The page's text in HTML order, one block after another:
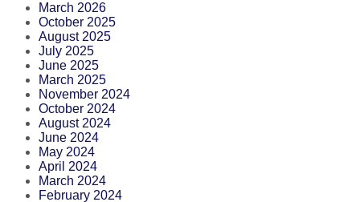
March 2026
October 2025
August 2025
July 2025
June 2025
March 2025
November 2024
October 2024
August 2024
June 2024
May 2024
April 2024
March 2024
February 2024